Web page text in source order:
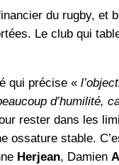
du rugby, et
Le club qui
qui précise «
d’humilité,
rester dans les
ossature stable.
Herjean, Damien